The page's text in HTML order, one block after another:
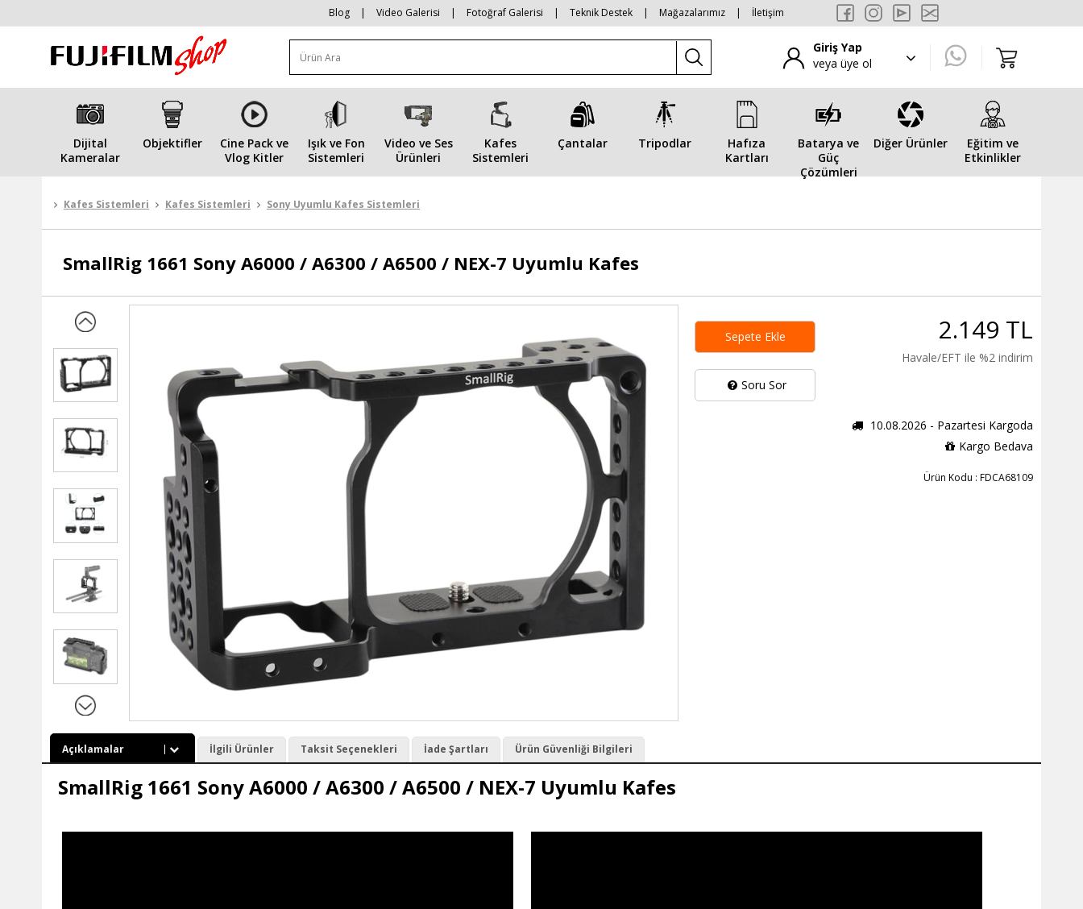
Blog | Video Galerisi | Fotoğraf Galerisi | Teknik Destek | Mağazalarımız | İletişim
Giriş Yap
veya üye ol
Dijital
Kameralar
Objektifler
Cine Pack ve
Vlog Kitler
Işık ve Fon
Sistemleri
Video ve Ses
Ürünleri
Kafes
Sistemleri
Çantalar Tripodlar
Hafıza
Kartları
Batarya ve
Güç
Çözümleri
Diğer Ürünler
Eğitim ve
Etkinlikler
Kafes Sistemleri Kafes Sistemleri Sony Uyumlu Kafes Sistemleri
SmallRig 1661 Sony A6000 / A6300 / A6500 / NEX-7 Uyumlu Kafes
Sepete Ekle
Soru Sor
2.149 TL
Havale/EFT ile %2 indirim
10.08.2026 - Pazartesi Kargoda
Kargo Bedava
Ürün Kodu : FDCA68109
Açıklamalar İlgili Ürünler Taksit Seçenekleri İade Şartları Ürün Güvenliği Bilgileri
SmallRig 1661 Sony A6000 / A6300 / A6500 / NEX-7 Uyumlu Kafes